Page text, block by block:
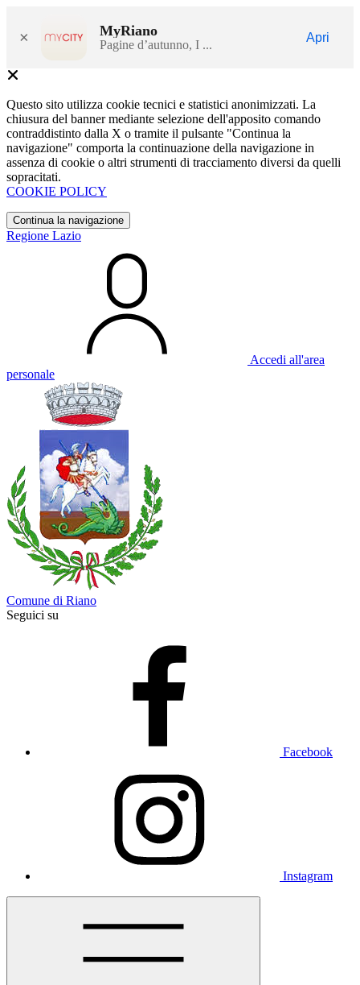
× MyRiano
Pagine d’autunno, I ...
Apri
Questo sito utilizza cookie tecnici e statistici anonimizzati. La
chiusura del banner mediante selezione dell'apposito comando
contraddistinto dalla X o tramite il pulsante "Continua la
navigazione" comporta la continuazione della navigazione in
assenza di cookie o altri strumenti di tracciamento diversi da quelli
sopracitati.
COOKIE POLICY
Continua la navigazione
Regione Lazio
Accedi all'area
personale
Comune di Riano
Seguici su
Facebook
Instagram